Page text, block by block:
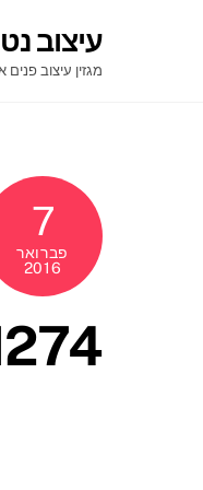
עיצוב
מגזין עיצוב פנים
7
פברואר
2016